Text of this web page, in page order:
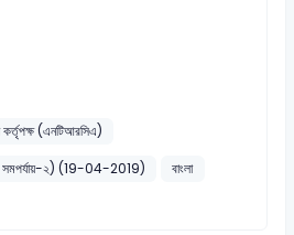
কর্তৃপক্ষ (এনটিআরসিএ)
সমপর্যায়-২) (19-04-2019)
বাংলা